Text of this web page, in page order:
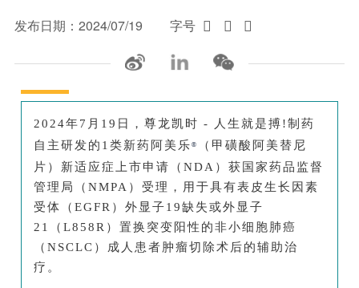
发布日期：2024/07/19 字号   
2024年7月19日，尊龙凯时 - 人生就是搏!制药
自主研发的1类新药 阿美乐®
（甲磺酸阿美替尼
片）新适应症上市申请（NDA）获国家药品监督
管理局（NMPA）受理，用于具有表皮生长因素
受体（EGFR）外显子19缺失或外显子
21（L858R）置换突变阳性的非小细胞肺癌
（NSCLC）成人患者肿瘤切除术后的辅助治
疗。